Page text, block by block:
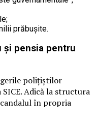
prăbușite.
și pensia pentru
polițiștilor
Adică la structura
în propria